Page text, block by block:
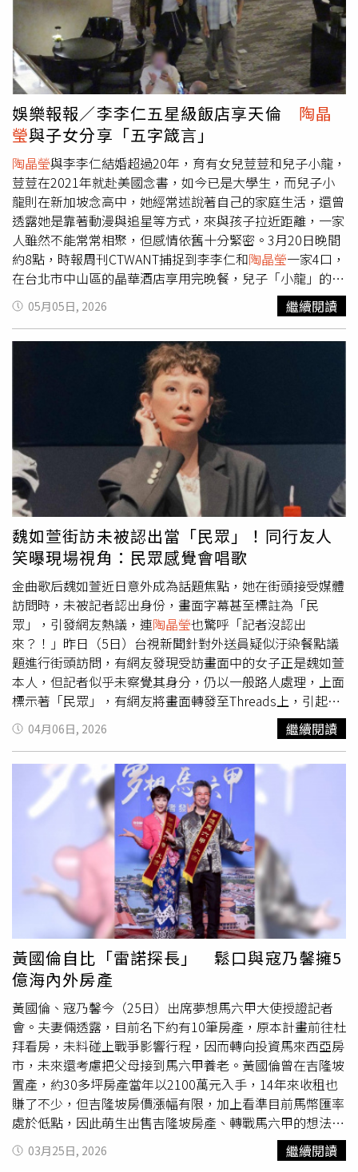
鏡頭是我要的，現場就開始安靜。」嚴藝文曾說過，第一次
和「電影明星」張孝全合作，一開始她有點「怕」他，所以
拍戲第一個禮拜她的表達太迂迴，直到這個晚上爆炸到最高
點，收工後她傳訊息給對方：「我覺得這樣我沒辦法工作，
我對你太客氣了，明天開始我可不可把你當自己人，好的壞
的我都講⋯⋯」以直球對決打通接下來工作的任督二脈。但
其實，嚴藝文並非首次和張孝全合作；她還在當演員的階
段，曾在他主演的《醉後決定愛上你》客串過一場戲，而且
兩人都對這件事沒印象，直到看了片段才一起哈哈大笑，笑
到下巴快掉下來。
娛樂報報／李李仁五星級飯店享天倫 陶晶
瑩與子女分享「五字箴言」
陶晶瑩與李李仁結婚超過20年，育有女兒荳荳和兒子小龍，
荳荳在2021年就赴美國念書，如今已是大學生，而兒子小
龍則在新加坡念高中，她經常述說著自己的家庭生活，還曾
透露她是靠著動漫與追星等方式，來與孩子拉近距離，一家
人雖然不能常常相聚，但感情依舊十分緊密。3月20日晚間
約8點，時報周刊CTWANT捕捉到李李仁和陶晶瑩一家4口，
在台北市中山區的晶華酒店享用完晚餐，兒子「小龍」的臉
型和身形和爸爸李李仁像是一個模子出來的；而一頭短髮的
女兒「荳荳」五官則集合了父母的特徵。李李仁衣著輕鬆自
在，陶晶瑩則是一身豹紋連身裝。一家人隨後在酒店內又稍
微逛了一會兒，進電梯幾人不知道聊到甚麼話題，隱約間
疑似對子女說了一句：「開心最重要。」
年曾分享一張有著葉舒華與柯震東在內的合照，引發不小爭
陶晶瑩IG）不過說起陪小孩追韓星增進親
上月卻也因韓星而招罵；有媒體爆出柯震東
與韓國偶像女團i-dle台籍成員葉舒華祕戀，引發雙方粉絲譁
然，由於
在2024年舒華現身柯震東生日派對後，分
享了兩人站在一塊的合影，事後柯更在女方宣傳新歌的貼文
「Hey~ i love you」底下留了3個「閉眼微笑」的符號，被
外界解讀是隔空放閃，一度登上韓媒版面，便有人把矛頭指
向陶晶瑩 ，覺得問題源頭來自於她，甚至說她「會有報
應」，覺得她明明知道po出合影會對舒華產生負面影響，
還堅持在社群發文，但她對粉絲的各種發言也未刪文刪照，
不做出任何回應。陶晶瑩對小孩有滿滿的愛，教育方式很開
明自由。（圖／翻攝自 陶晶瑩臉書）事隔數日後，陶晶瑩
舊如常分享送女兒離家的點滴，除了心疼女兒從高中就出國
讀書，一個人面對生活大小事、一個人面對孤獨，也感嘆女
兒今年滿20歲了，仍然覺得女兒好小，不管幾歲，永遠是她
的小荳荳，仍然是她心中的一塊肉，在大行李箱的旁邊，看
起來是那麼勇敢又脆弱，雖然這幾年經過那麼多次離別，都
還是不能習慣，她也請成年的女兒承擔一些她的思念，句句
都是母親濃濃的愛。
05月05日, 2026 繼續閱讀
魏如萱街訪未被認出當「民眾」！同行友人
笑曝現場視角：民眾感覺會唱歌
金曲歌后魏如萱近日意外成為話題焦點，她在街頭接受媒體
訪問時，未被記者認出身份，畫面字幕甚至標註為「民
眾」，引發網友熱議，連陶晶瑩也驚呼「記者沒認出
來？！」昨日（5日）台視新聞針對外送員疑似汙染餐點議
題進行街頭訪問，有網友發現受訪畫面中的女子正是魏如萱
本人，但記者似乎未察覺其身分，仍以一般路人處理，上面
標示著「民眾」，有網友將畫面轉發至Threads上，引起熱
烈討論。魏如萱在路上接受記者訪問，卻被標示為「民
眾」。（圖／翻攝台視新聞）不少網友對此情況感到有趣，
紛紛留言表示「最佳華語女歌手為什麼要裝路人」、「民眾
魏如萱」、「記者是在跟我開玩笑嗎」、「訪完要清唱兩句
的吧」、「麻煩這位民眾用唱的接受採訪吧」、「得了金曲
的民眾」。藝人陶晶瑩也留言表示驚訝，「記者沒認出
來？！」對於這起插曲，魏如萱本人也在社群平台發文回
應。當時同行的造型師先分享受訪畫面，並幽默寫下「民眾
受訪中」，魏如萱隨後轉發並大笑回應，還分享兩人一同喝
飲料的照片，寫道：「此人在為『民眾』調製飲料壓壓
驚。」造型師進一步轉發受訪畫面，寫上「民眾感覺會唱
歌」，並附上多個哈哈哈文字。此外，有網友發現，此篇中
午的新聞在晚上播出後，電視台已緊急修改，從民眾改為
「金曲歌后 魏如萱」。魏如萱在街上受訪沒被認出。（圖
／翻攝IG／waawei）造型師看到也忍不住大笑。（圖／翻
攝IG／eavecning）
04月06日, 2026 繼續閱讀
黃國倫自比「雷諾探長」 鬆口與寇乃馨擁5
億海內外房產
黃國倫、寇乃馨今（25日）出席夢想馬六甲大使授證記者
會。夫妻倆透露，目前名下約有10筆房產，原本計畫前往杜
拜看房，未料碰上戰爭影響行程，因而轉向投資馬來西亞房
市，未來還考慮把父母接到馬六甲養老。黃國倫曾在吉隆坡
置產，約30多坪房產當年以2100萬元入手，14年來收租也
賺了不少，但吉隆坡房價漲幅有限，加上看準目前馬幣匯率
處於低點，因此萌生出售吉隆坡房產、轉戰馬六甲的想法，
「我吉隆坡一戶可能在馬六甲可以換 3 到 4 戶，可是漲幅又
比較大。」寇乃馨說，已向父母分享當地環境與生活條件，
03月25日, 2026 繼續閱讀